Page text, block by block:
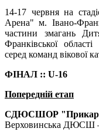
14-17 червня на
Арена" м. Івано-
частини змагань
Франківської
серед команд вікової
ФІНАЛ :: U-16
Попередній етап
СДЮСШОР
Верховинська ДЮСШ